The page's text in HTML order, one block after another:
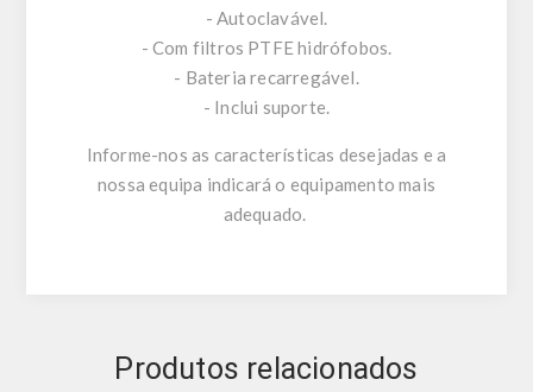
- Autoclavável.
- Com filtros PTFE hidrófobos.
- Bateria recarregável.
- Inclui suporte.
Informe-nos as características desejadas e a
nossa equipa indicará o equipamento mais
adequado.
Produtos relacionados